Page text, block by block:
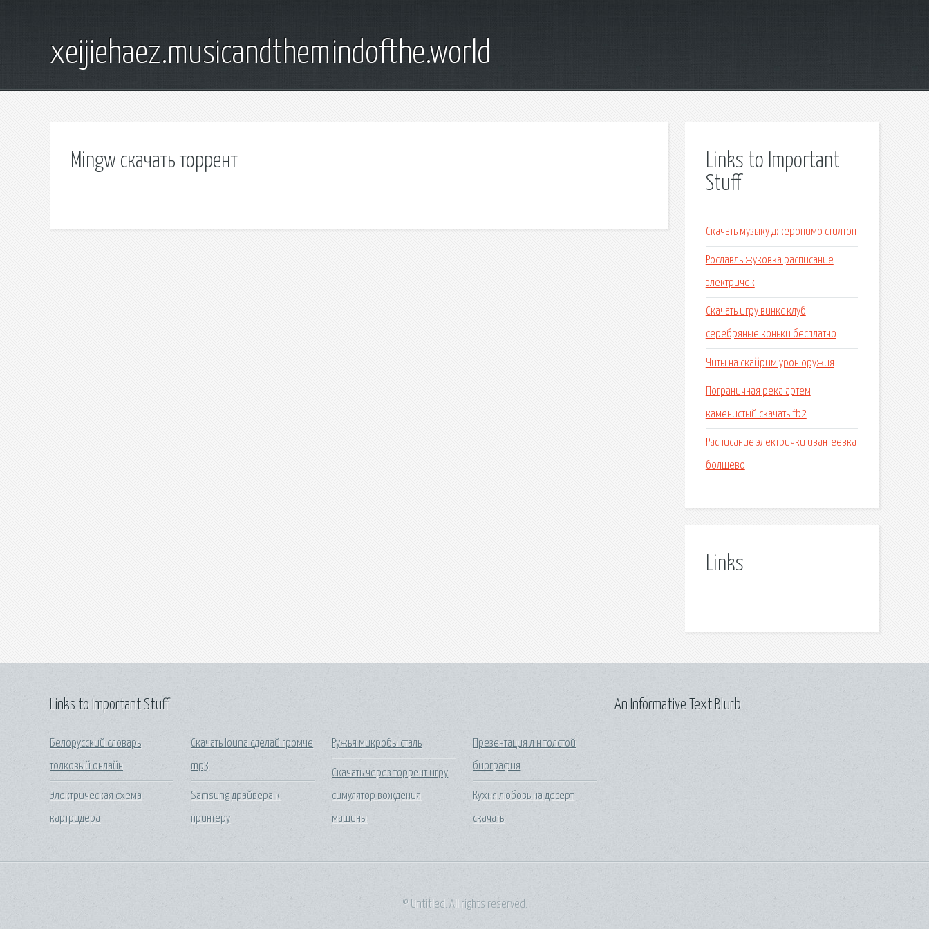
xeijiehaez.musicandthemindofthe.world
Mingw скачать торрент
Links to Important
Stuff
Скачать музыку джеронимо стилтон
Рославль жуковка расписание
электричек
Скачать игру винкс клуб
серебряные коньки бесплатно
Читы на скайрим урон оружия
Пограничная река артем
каменистый скачать fb2
Расписание электрички ивантеевка
болшево
Links
Links to Important Stuff
Белорусский словарь
толковый онлайн
Электрическая схема
картридера
Скачать louna сделай громче
mp3
Samsung драйвера к
принтеру
Ружья микробы сталь
Скачать через торрент игру
симулятор вождения
машины
Презентация л н толстой
биография
Кухня любовь на десерт
скачать
An Informative Text Blurb
© Untitled. All rights reserved.